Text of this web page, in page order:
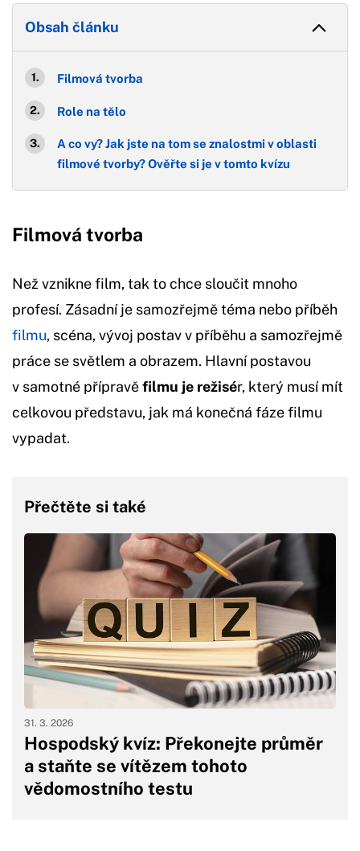
Obsah článku
Filmová tvorba
Role na tělo
A co vy? Jak jste na tom se znalostmi v oblasti
filmové tvorby? Ověřte si je v tomto kvízu
Filmová tvorba
Než vznikne film, tak to chce sloučit mnoho
profesí. Zásadní je samozřejmě téma nebo příběh
filmu, scéna, vývoj postav v příběhu a samozřejmě
práce se světlem a obrazem. Hlavní postavou
v samotné přípravěfilmu je režisér, který musí mít
celkovou představu, jak má konečná fáze filmu
vypadat.
Přečtěte si také
Hospodský kvíz: Překonejte průměr
a staňte se vítězem tohoto
vědomostního testu
31. 3. 2026